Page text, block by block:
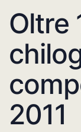
Oltre
2011